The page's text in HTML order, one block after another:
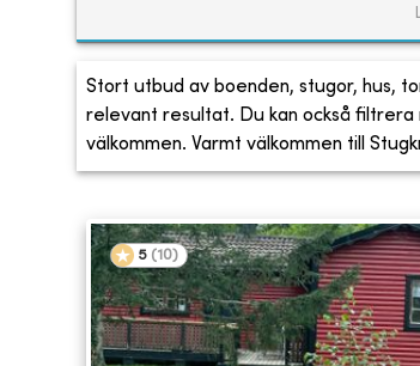
Stort utbud av boenden, stugor, hus,
relevant resultat. Du kan också filtrera
välkommen. Varmt välkommen till
5 (10)